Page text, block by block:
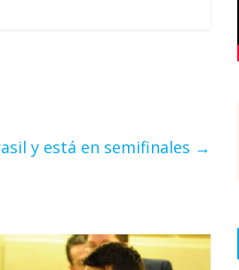
y está en semifinales →